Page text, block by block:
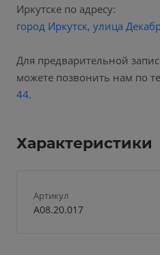
Иркутске по адресу:
город Иркутск, улица
Для предварительной
можете позвонить нам по
44.
Характеристики
Артикул
A08.20.017